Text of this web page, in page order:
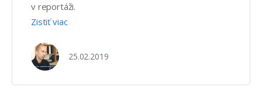
v reportáži.
Zistiť viac
25.02.2019